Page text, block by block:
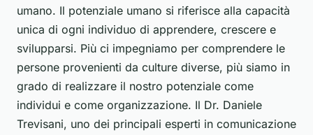
umano. Il potenziale umano si riferisce alla capacità
unica di ogni individuo di apprendere, crescere e
svilupparsi. Più ci impegniamo per comprendere le
persone provenienti da culture diverse, più siamo in
grado di realizzare il nostro potenziale come
individui e come organizzazione. Il Dr. Daniele
Trevisani, uno dei principali esperti in comunicazione